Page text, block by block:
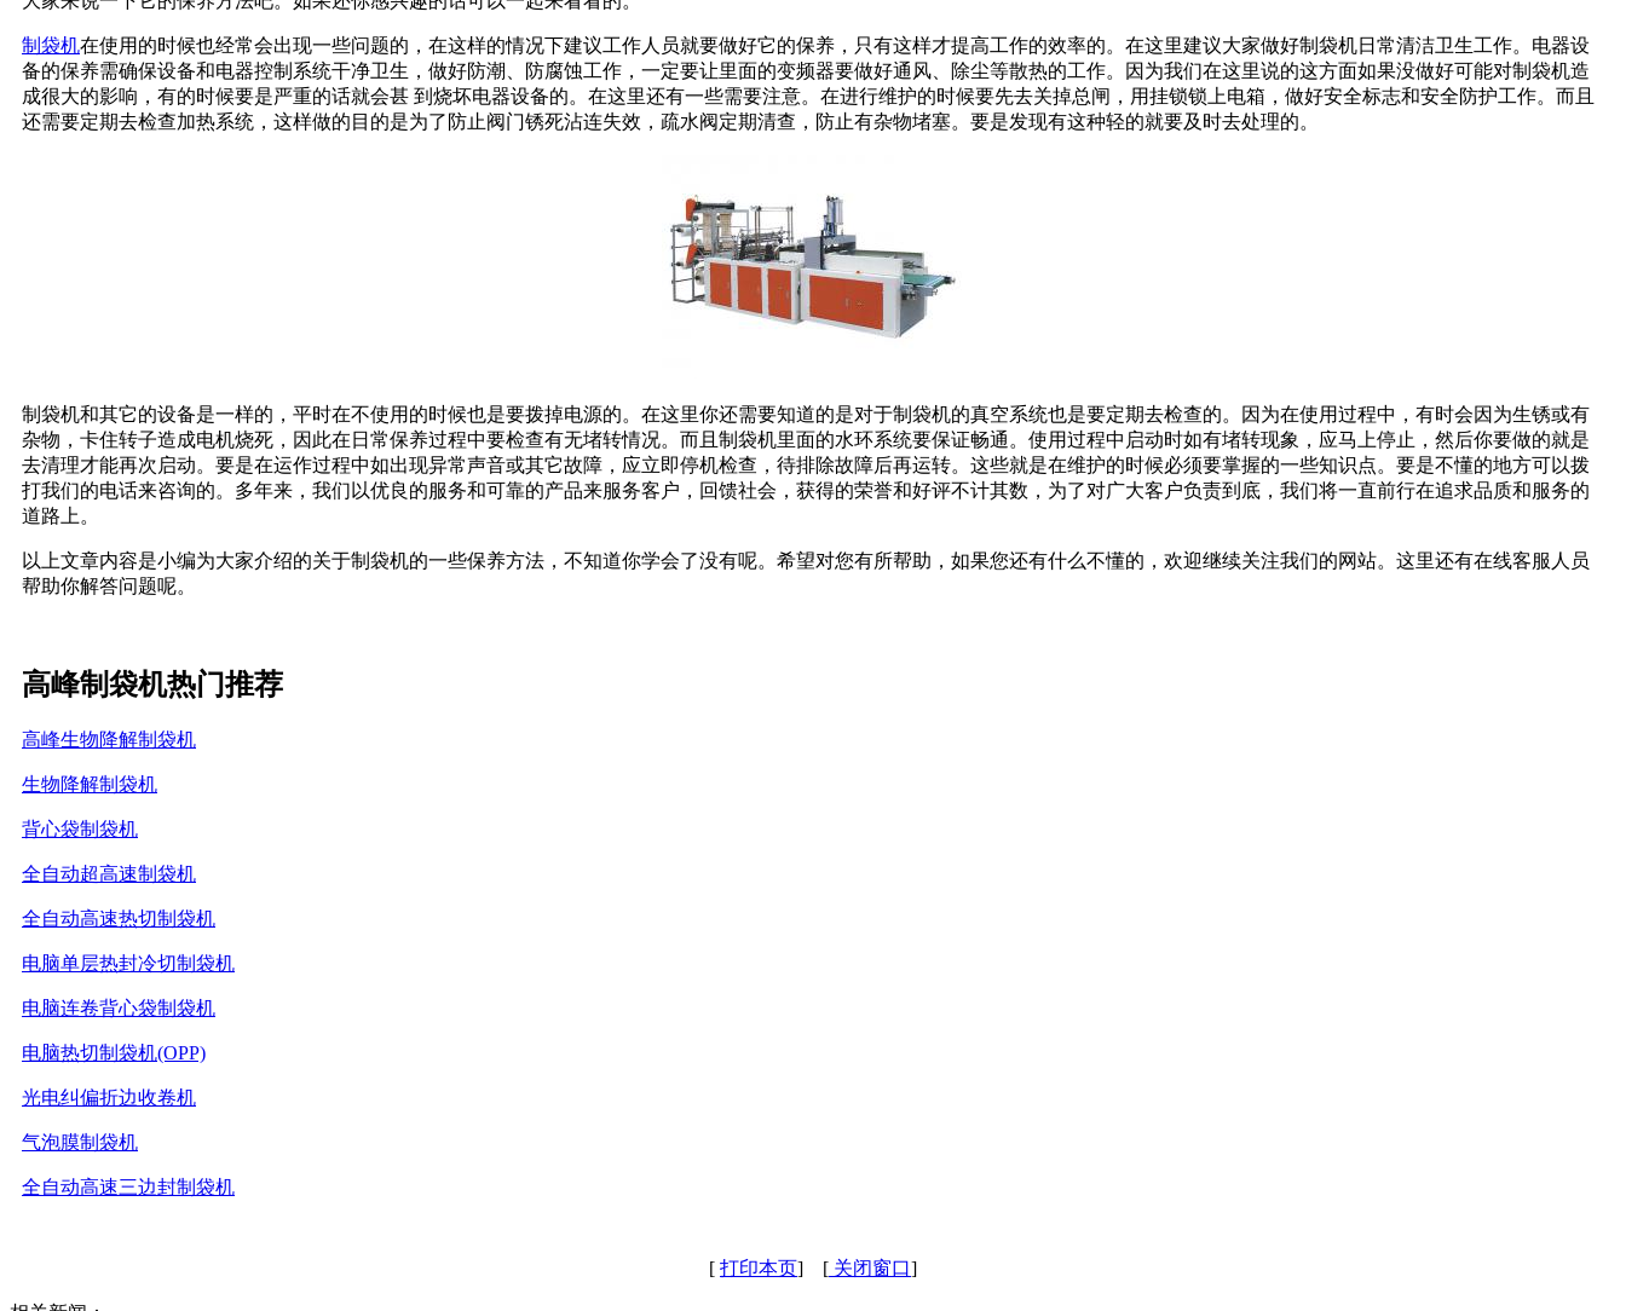
制袋机在使用的时候也经常会出现一些问题的，在这样的情况下建议工作人员就要做好它的保养，只有这样才提高工作的效率的。在这里建议大家做好制袋机日常清洁卫生工作。电器设
备的保养需确保设备和电器控制系统干净卫生，做好防潮、防腐蚀工作，一定要让里面的变频器要做好通风、除尘等散热的工作。因为我们在这里说的这方面如果没做好可能对制袋机造
成很大的影响，有的时候要是严重的话就会甚 到烧坏电器设备的。在这里还有一些需要注意。在进行维护的时候要先去关掉总闸，用挂锁锁上电箱，做好安全标志和安全防护工作。而且
还需要定期去检查加热系统，这样做的目的是为了防止阀门锈死沾连失效，疏水阀定期清查，防止有杂物堵塞。要是发现有这种轻的就要及时去处理的。
制袋机和其它的设备是一样的，平时在不使用的时候也是要拨掉电源的。在这里你还需要知道的是对于制袋机的真空系统也是要定期去检查的。因为在使用过程中，有时会因为生锈或有
杂物，卡住转子造成电机烧死，因此在日常保养过程中要检查有无堵转情况。而且制袋机里面的水环系统要保证畅通。使用过程中启动时如有堵转现象，应马上停止，然后你要做的就是
去清理才能再次启动。要是在运作过程中如出现异常声音或其它故障，应立即停机检查，待排除故障后再运转。这些就是在维护的时候必须要掌握的一些知识点。要是不懂的地方可以拨
打我们的电话来咨询的。多年来，我们以优良的服务和可靠的产品来服务客户，回馈社会，获得的荣誉和好评不计其数，为了对广大客户负责到底，我们将一直前行在追求品质和服务的
道路上。
以上文章内容是小编为大家介绍的关于制袋机的一些保养方法，不知道你学会了没有呢。希望对您有所帮助，如果您还有什么不懂的，欢迎继续关注我们的网站。这里还有在线客服人员
帮助你解答问题呢。
高峰制袋机热门推荐
高峰生物降解制袋机
生物降解制袋机
背心袋制袋机
全自动超高速制袋机
全自动高速热切制袋机
电脑单层热封冷切制袋机
电脑连卷背心袋制袋机
电脑热切制袋机(OPP)
光电纠偏折边收卷机
气泡膜制袋机
全自动高速三边封制袋机
[ 打印本页] [ 关闭窗口]